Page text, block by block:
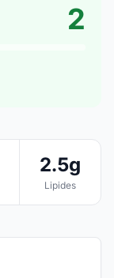
2
2.5g
Lipides